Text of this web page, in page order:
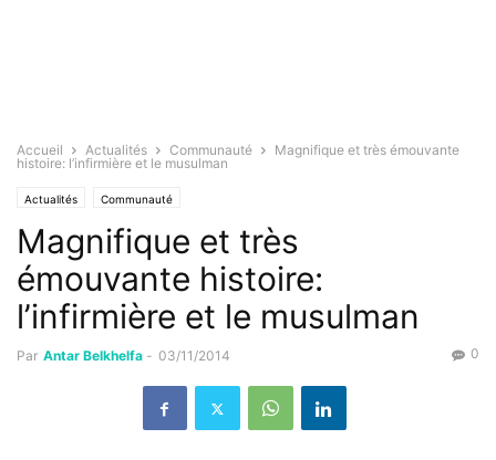
Accueil Actualités Communauté
Magnifique et très émouvante
histoire: l’infirmière et le musulman
Actualités Communauté
Magnifique et très
émouvante histoire:
l’infirmière et le musulman
Par Antar Belkhelfa - 03/11/2014 0